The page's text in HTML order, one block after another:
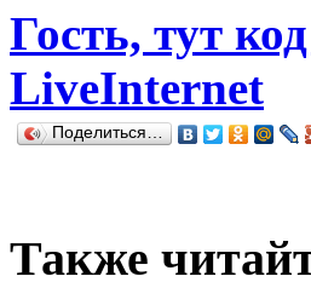
Гость, тут
LiveInternet
Поделиться…
Также